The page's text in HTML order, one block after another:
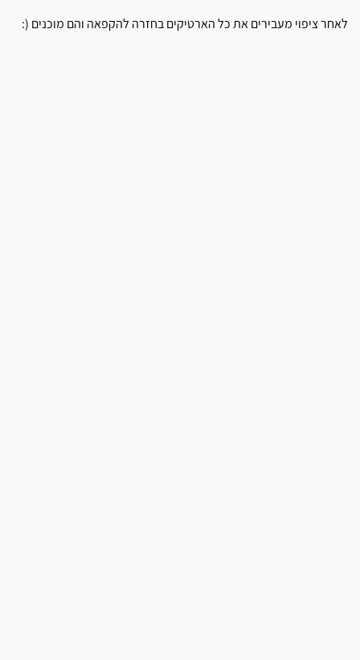
לאחר ציפוי מעבירים את כל הארטיקים בחזרה להקפאה והם מוכנים (: